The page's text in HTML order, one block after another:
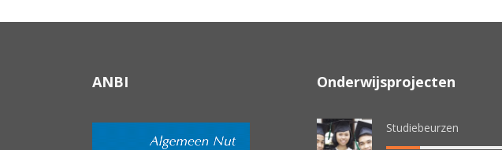
ANBI Onderwijsprojecten
Studiebeurzen